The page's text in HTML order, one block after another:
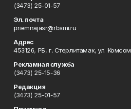
(3473) 25-01-57
Эл. почта
priemnajasr@rbsmi.ru
Адрес
453126, РБ, г. Стерлитамак, ул.
Рекламная служба
(3473) 25-15-36
Редакция
(3473) 25-01-57